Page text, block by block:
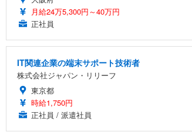
月給24万5,300円～40万円
正社員
IT関連企業の端末サポート技術者
株式会社ジャパン・リリーフ
東京都
時給1,750円
正社員 / 派遣社員